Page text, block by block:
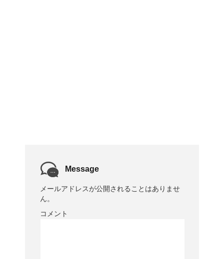
Message
メールアドレスが公開されることはありませ
ん。
コメント